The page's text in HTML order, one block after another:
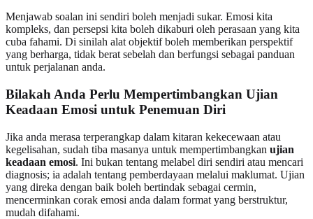
Menjawab soalan ini sendiri boleh menjadi sukar. Emosi kita
kompleks, dan persepsi kita boleh dikaburi oleh perasaan yang kita
cuba fahami. Di sinilah alat objektif boleh memberikan perspektif
yang berharga, tidak berat sebelah dan berfungsi sebagai panduan
untuk perjalanan anda.
Bilakah Anda Perlu Mempertimbangkan Ujian
Keadaan Emosi untuk Penemuan Diri
Jika anda merasa terperangkap dalam kitaran kekecewaan atau
kegelisahan, sudah tiba masanya untuk mempertimbangkan ujian
keadaan emosi. Ini bukan tentang melabel diri sendiri atau mencari
diagnosis; ia adalah tentang pemberdayaan melalui maklumat. Ujian
yang direka dengan baik boleh bertindak sebagai cermin,
mencerminkan corak emosi anda dalam format yang berstruktur,
mudah difahami.